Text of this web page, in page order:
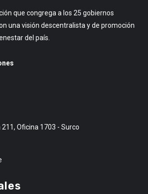
que congrega a los 25 gobiernos
una visión descentralista y de promoción
del país.
Oficina 1703 - Surco